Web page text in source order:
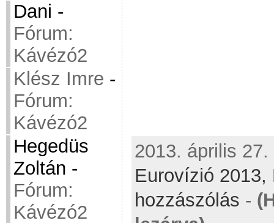
Dani -
Fórum:
Kávézó2
Klész Imre -
Fórum:
Kávézó2
Hegedüs
Zoltán -
Fórum:
Kávézó2
2013. április
Eurovízió 2013,
hozzászólás -